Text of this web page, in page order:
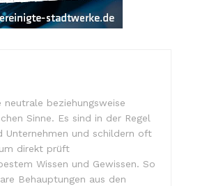
beziehungsweise
Sinne. Es sind in der Regel
Unternehmen und schildern oft
direkt prüft
Wissen und Gewissen. So
Behauptungen aus den